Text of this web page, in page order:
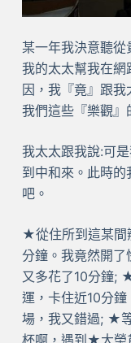
某一年我決意聽從
我的太太幫我在網
因，我『竟』跟
我們這些『樂觀』
我太太跟我說:可
到中和來。此時
吧。
★從住所到這某間
分鐘。我竟然開
又多花了10分鐘;
運，卡住近10分
場，我又錯過; ★